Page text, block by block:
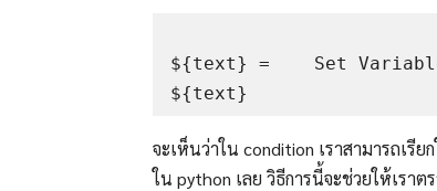
${text} =    Set
จะเห็นว่าใน condition เราสามารถเ
ใน python เลย วิธีการนี้จะช่วยให้เรา